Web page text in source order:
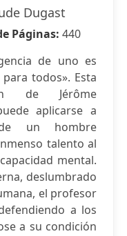
Dugast
Páginas: 440
de uno es
todos». Esta
de Jérôme
aplicarse a
un hombre
talento al
mental.
deslumbrado
el profesor
a los
a su condición